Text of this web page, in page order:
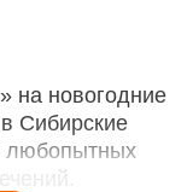
на новогодние
Сибирские
любопытных